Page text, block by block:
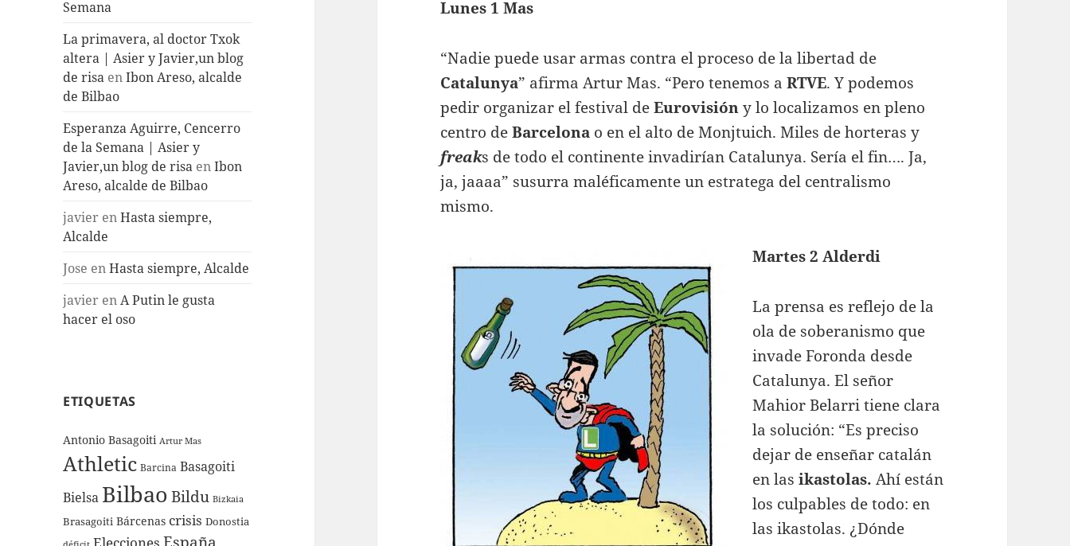
Semana
La primavera, al doctor Txok
altera | Asier y Javier,un blog
de risa enIbon Areso, alcalde
de Bilbao
Esperanza Aguirre, Cencerro
de la Semana | Asier y
Javier,un blog de risa enIbon
Areso, alcalde de Bilbao
javier enHasta siempre,
Alcalde
Jose enHasta siempre, Alcalde
javier enA Putin le gusta
hacer el oso
ETIQUETAS
Antonio Basagoiti Artur Mas
Athletic Barcina Basagoiti
Bielsa Bilbao Bildu Bizkaia
Brasagoiti Bárcenas crisis Donostia
España
Lunes 1 Mas
“Nadie puede usar armas contra el proceso de la libertad de
Catalunya” afirma Artur Mas. “Pero tenemos aRTVE. Y podemos
pedir organizar el festival deEurovisióny lo localizamos en pleno
centro deBarcelona o en el alto de Monjtuich. Miles de horteras y
freaks de todo el continente invadirían Catalunya. Sería el fin…. Ja,
ja, jaaaa” susurra maléficamente un estratega del centralismo
mismo.
Martes 2 Alderdi
La prensa es reflejo de la
ola de soberanismo que
invade Foronda desde
Catalunya. El señor
Mahior Belarri tiene clara
la solución: “Es preciso
dejar de enseñar catalán
en lasikastolas. Ahí están
los culpables de todo: en
las ikastolas. ¿Dónde